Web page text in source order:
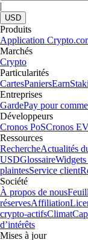
|
USD
Produits
Application
Marchés
Crypto
Particularités
CartesPaniersEarn
Entreprises
GardePay pour
Développeurs
Cronos PoSCronos
Ressources
RechercheActualités
USDGlossaire
plaintesService client
Société
À propos de nous
réservesAffiliation
crypto-actifsClimat
d’intérêts
Mises à jour